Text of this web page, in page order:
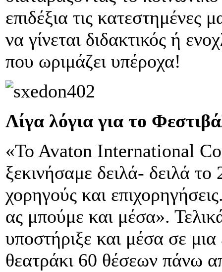
επιδέξια τις κατεστημένες
να γίνεται διδακτικός ή
που ωριμάζει υπέροχα!
Λίγα λόγια για το
«To Avaton International
ξεκινήσαμε δειλά- δειλά
χορηγούς και
ας μπούμε και μέσα».
υποστήριξε και μέσα σε
θεατράκι 60 θέσεων πάνω